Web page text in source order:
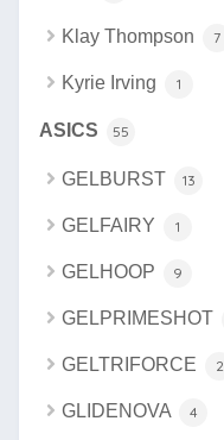
Klay Thompson 7
Kyrie Irving 1
ASICS 55
GELBURST 13
GELFAIRY 1
GELHOOP 9
GELPRIMESHOT
GELTRIFORCE 2
GLIDENOVA 4